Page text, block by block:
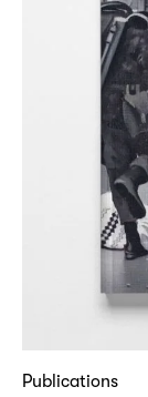
Publications